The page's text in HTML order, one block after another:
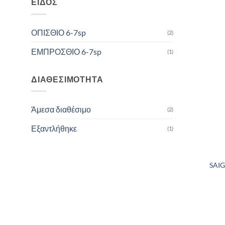
ΕΊΔΟΣ
ΟΠΙΣΘΙΟ 6-7sp (2)
ΕΜΠΡΟΣΘΙΟ 6-7sp (1)
ΔΙΑΘΕΣΙΜΌΤΗΤΑ
Άμεσα διαθέσιμο (2)
Εξαντλήθηκε (1)